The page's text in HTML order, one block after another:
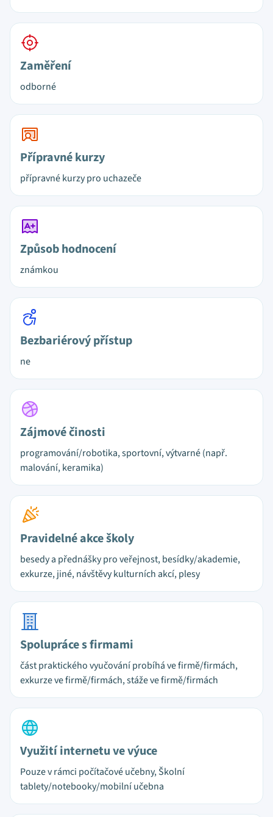
Zaměření
odborné
Přípravné kurzy
přípravné kurzy pro uchazeče
Způsob hodnocení
známkou
Bezbariérový přístup
ne
Zájmové činosti
programování/robotika, sportovní, výtvarné (např.
malování, keramika)
Pravidelné akce školy
besedy a přednášky pro veřejnost, besídky/akademie,
exkurze, jiné, návštěvy kulturních akcí, plesy
Spolupráce s firmami
část praktického vyučování probíhá ve firmě/firmách,
exkurze ve firmě/firmách, stáže ve firmě/firmách
Využití internetu ve výuce
Pouze v rámci počítačové učebny, Školní
tablety/notebooky/mobilní učebna